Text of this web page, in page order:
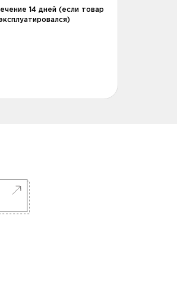
14 дней (если товар